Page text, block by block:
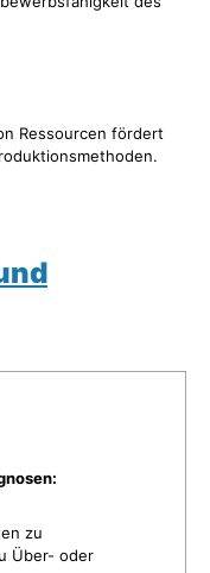
Ressourcen fördert
zu
Über- oder